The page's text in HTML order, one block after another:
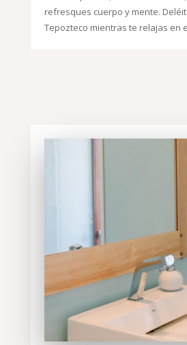
refresques cuerpo y mente.
Tepozteco mientras te relajas en